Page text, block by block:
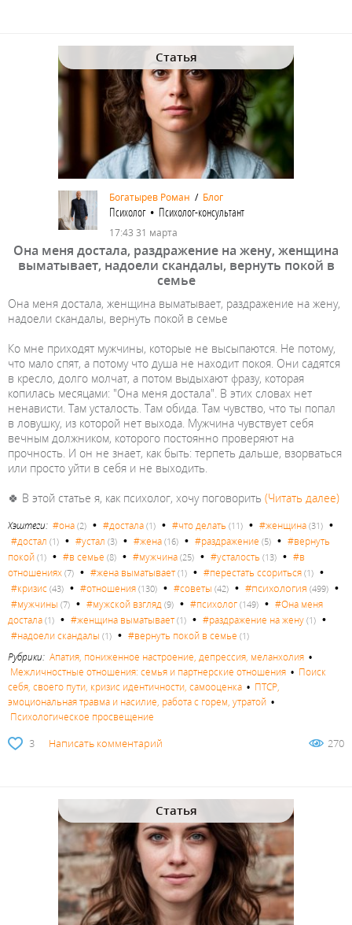
Статья
Богатырев Роман / Блог
Психолог • Психолог-консультант
17:43 31 марта
Она меня достала, раздражение на жену, женщина
выматывает, надоели скандалы, вернуть покой в
семье
Она меня достала, женщина выматывает, раздражение на жену,
надоели скандалы, вернуть покой в семье
Ко мне приходят мужчины, которые не высыпаются. Не потому,
что мало спят, а потому что душа не находит покоя. Они садятся
в кресло, долго молчат, а потом выдыхают фразу, которая
копилась месяцами: "Она меня достала". В этих словах нет
ненависти. Там усталость. Там обида. Там чувство, что ты попал
в ловушку, из которой нет выхода. Мужчина чувствует себя
вечным должником, которого постоянно проверяют на
прочность. И он не знает, как быть: терпеть дальше, взорваться
или просто уйти в себя и не выходить.
🍀 В этой статье я, как психолог, хочу поговорить (Читать далее)
Хэштеги: #она (2) • #достала (1) • #что делать (11) • #женщина (31) •
#достал (1) • #устал (3) • #жена (16) • #раздражение (5) • #вернуть
покой (1) • #в семье (8) • #мужчина (25) • #усталость (13) • #в
отношениях (7) • #жена выматывает(1) • #перестать ссориться (1) •
#кризис (43) • #отношения (130) • #советы (42) • #психология (499) •
#мужчины (7) • #мужской взгляд (9) • #психолог (149) • #Она меня
достала (1) • #женщина выматывает(1) • #раздражение на жену (1) •
#надоели скандалы (1) • #вернуть покой в семье (1)
Рубрики: Апатия, пониженное настроение, депрессия, меланхолия •
Межличностные отношения: семья и партнерские отношения • Поиск
себя, своего пути, кризис идентичности, самооценка • ПТСР,
эмоциональная травма и насилие, работа с горем, утратой •
Психологическое просвещение
3 Написать комментарий 270
Статья